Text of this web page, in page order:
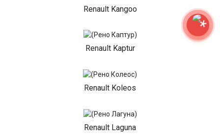
Renault Kangoo
Renault Kaptur
Renault Koleos
Renault Laguna